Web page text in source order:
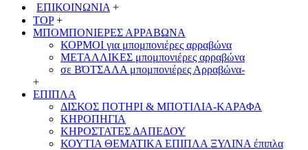
ΕΠΙΚΟΙΝΩΝΙΑ +
TOP +
ΜΠΟΜΠΟΝΙΕΡΕΣ ΑΡΡΑΒΩΝΑ
ΚΟΡΜΟΙ για μπομπονιέρες αρραβώνα
ΜΕΤΑΛΛΙΚΕΣ μπομπονιέρες αρραβώνα
σε ΒΌΤΣΑΛΑ μπομπονιέρες Αρραβώνα-
+
ΕΠΙΠΛΑ
ΔΙΣΚΟΣ ΠΟΤΗΡΙ & ΜΠΟΤΙΛΙΑ-ΚΑΡΑΦΑ
ΚΗΡΟΠΗΓΙΑ
ΚΗΡΟΣΤΑΤΕΣ ΔΑΠΕΔΟΥ
ΚΟΥΤΙΑ ΘΕΜΑΤΙΚΑ ΕΠΙΠΛΑ ΞΥΛΙΝΑ έπιπλα